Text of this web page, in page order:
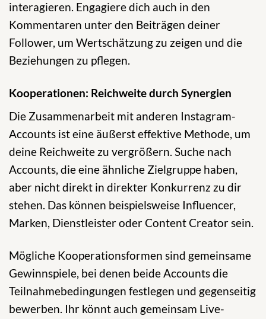
interagieren. Engagiere dich auch in den
Kommentaren unter den Beiträgen deiner
Follower, um Wertschätzung zu zeigen und die
Beziehungen zu pflegen.
Kooperationen: Reichweite durch Synergien
Die Zusammenarbeit mit anderen Instagram-
Accounts ist eine äußerst effektive Methode, um
deine Reichweite zu vergrößern. Suche nach
Accounts, die eine ähnliche Zielgruppe haben,
aber nicht direkt in direkter Konkurrenz zu dir
stehen. Das können beispielsweise Influencer,
Marken, Dienstleister oder Content Creator sein.
Mögliche Kooperationsformen sind gemeinsame
Gewinnspiele, bei denen beide Accounts die
Teilnahmebedingungen festlegen und gegenseitig
bewerben. Ihr könnt auch gemeinsam Live-